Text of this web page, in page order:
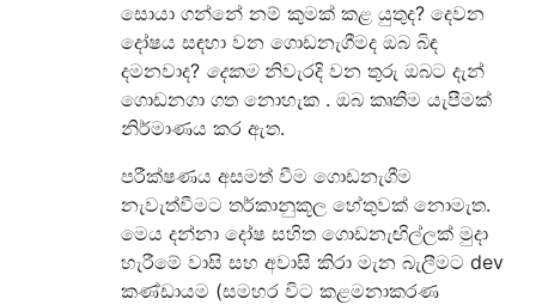
සොයා ගන්නේ නම් කුමක් කළ යුතුද? දෙවන
දෝෂය සඳහා වන ගොඩනැගීමද ඔබ බිඳ
දමනවාද? දෙකමනිවැරදි වන තුරු ඔබට දැන්
ගොඩනගා ගත නොහැක . ඔබ කෘතිම යැපීමක්
නිර්මාණය කර ඇත.
පරීක්ෂණය අසමත් වීම ගොඩනැගීම
නැවැත්වීමට තර්කානුකූල හේතුවක් නොමැත.
මෙය දන්නා දෝෂ සහිත ගොඩනැඟිල්ලක් මුදා
හැරීමේ වාසි සහ අවාසි කිරා මැන බැලීමට dev
කණ්ඩායම (සමහර විට කළමනාකරණ